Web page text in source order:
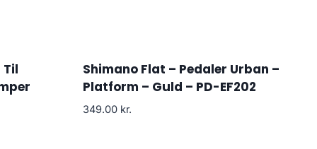
Shimano Flat – Pedaler Urban –
Platform – Guld – PD-EF202
349.00 kr.